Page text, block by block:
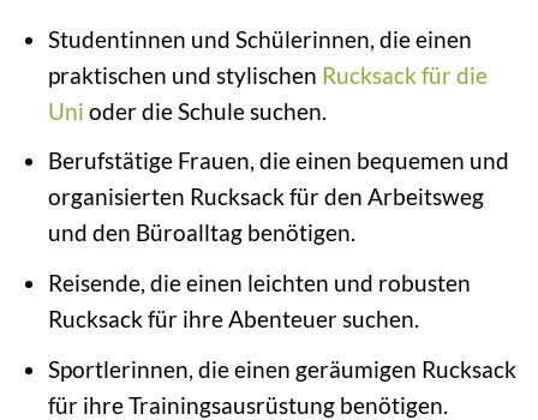
Studentinnen und Schülerinnen, die einen
praktischen und stylischen Rucksack für die
Uni oder die Schule suchen.
Berufstätige Frauen, die einen bequemen und
organisierten Rucksack für den Arbeitsweg
und den Büroalltag benötigen.
Reisende, die einen leichten und robusten
Rucksack für ihre Abenteuer suchen.
Sportlerinnen, die einen geräumigen Rucksack
für ihre Trainingsausrüstung benötigen.